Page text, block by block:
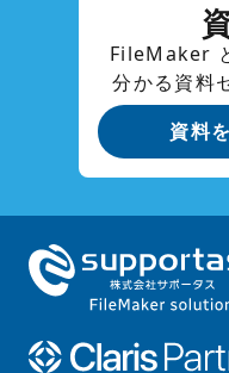
FileMaker
分かる資料
資料